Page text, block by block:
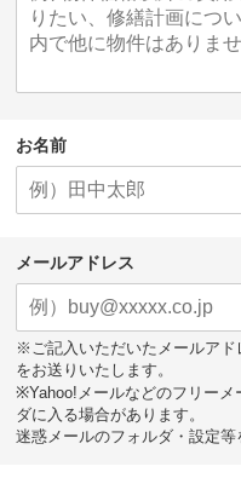
お名前
メールアドレス
※ご記入いただいたメールア
をお送りいたします。
※Yahoo!メールなどのフリー
ダに入る場合があります。
迷惑メールのフォルダ・設定等